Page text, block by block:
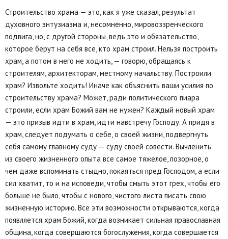
Строительство храма — это, как я уже сказал, результат
духовного энтузиазма и, несомненно, мировоззренческого
подвига, но, с другой стороны, ведь это и обязательство,
которое берут на себя все, кто храм строил. Нельзя построить
храм, а потом в него не ходить, — говорю, обращаясь к
строителям, архитекторам, местному начальству. Построили
храм? Извольте ходить! Иначе как объяснить ваши усилия по
строительству храма? Может, ради политического пиара
строили, если храм Божий вам не нужен? Каждый новый храм
— это призыв идти в храм, идти навстречу Господу. А придя в
храм, следует подумать о себе, о своей жизни, подвергнуть
себя самому главному суду — суду своей совести. Вычленить
из своего жизненного опыта все самое тяжелое, позорное, о
чем даже вспоминать стыдно, покаяться пред Господом, а если
сил хватит, то и на исповеди, чтобы смыть этот грех, чтобы его
больше не было, чтобы с нового, чистого листа писать свою
жизненную историю. Все эти возможности открываются, когда
появляется храм Божий, когда возникает сильная православная
община, когда совершаются богослужения, когда совершается